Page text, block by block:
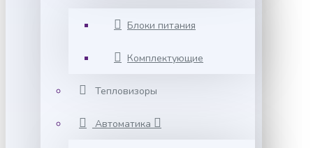
Блоки питания
Комплектующие
Тепловизоры
Автоматика